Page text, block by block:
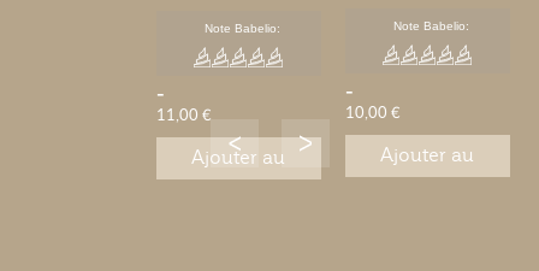
Note Babelio:
-
11,00 €
Ajouter au
Note Babelio:
-
10,00 €
Ajouter au